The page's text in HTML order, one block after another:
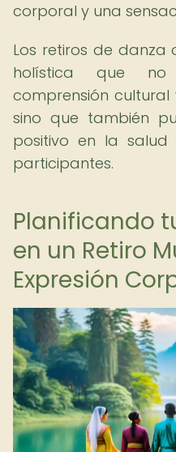
corporal y una
Los retiros de danza
holística que
comprensión
sino que también
positivo en la
participantes.
Planificando
en un Retiro
Expresión